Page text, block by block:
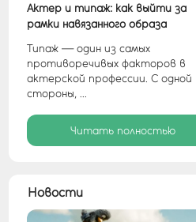
Актер и типаж: как выйти за
рамки навязанного образа
Типаж — один из самых
противоречивых факторов в
актерской профессии. С одной
стороны, ...
Читать полностью
Новости